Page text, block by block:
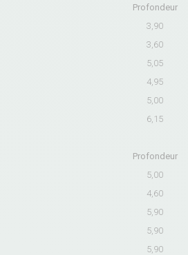
Profondeur
3,90
3,60
5,05
4,95
5,00
6,15
Profondeur
5,00
4,60
5,90
5,90
5,90